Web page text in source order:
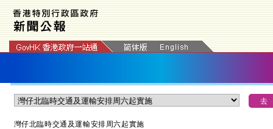
灣仔北臨時交通及運輸安排周六起實施